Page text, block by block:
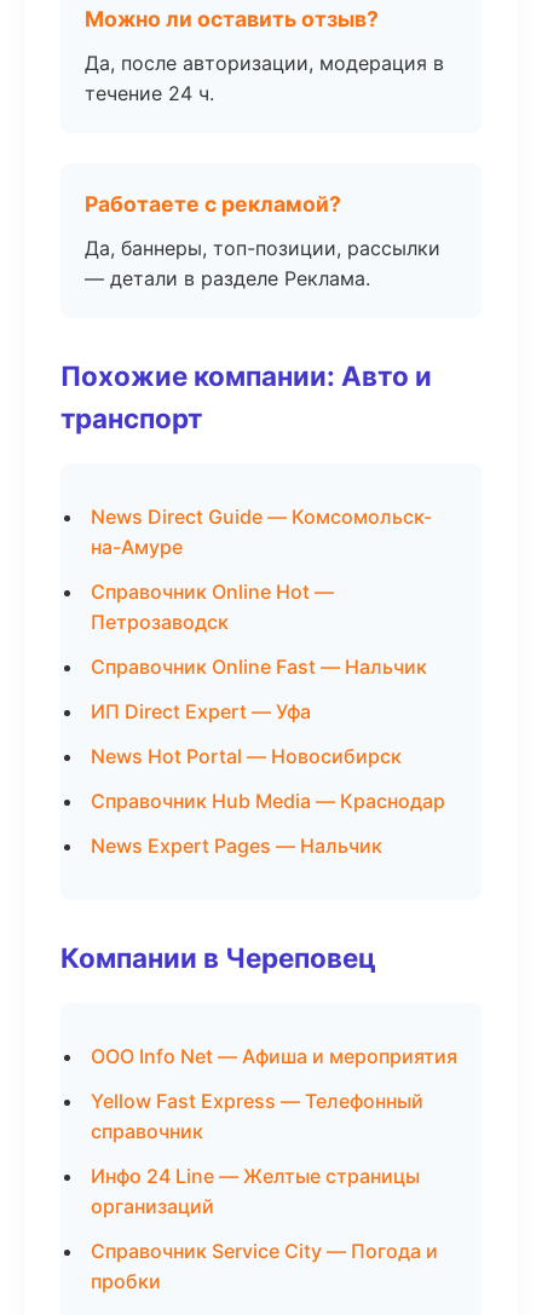
Можно ли оставить отзыв?
Да, после авторизации, модерация в
течение 24 ч.
Работаете с рекламой?
Да, баннеры, топ-позиции, рассылки
— детали в разделе Реклама.
Похожие компании: Авто и
транспорт
News Direct Guide — Комсомольск-
на-Амуре
Справочник Online Hot —
Петрозаводск
Справочник Online Fast — Нальчик
ИП Direct Expert — Уфа
News Hot Portal — Новосибирск
Справочник Hub Media — Краснодар
News Expert Pages — Нальчик
Компании в Череповец
ООО Info Net — Афиша и мероприятия
Yellow Fast Express — Телефонный
справочник
Инфо 24 Line — Желтые страницы
организаций
Справочник Service City — Погода и
пробки